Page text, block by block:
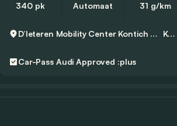
340 pk Automaat 31 g/km
D’Ieteren Mobility Center Kontich - Audi, Volkswagen & Commercial Vehicles Kontich
Car-Pass Audi Approved :plus